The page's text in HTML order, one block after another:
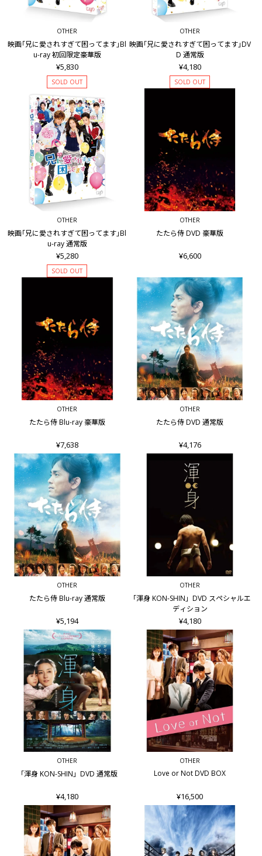
OTHER
映画｢兄に愛されすぎて困ってます｣Bl
u-ray 初回限定豪華版
¥5,830
SOLD OUT
OTHER
映画｢兄に愛されすぎて困ってます｣DV
D 通常版
¥4,180
SOLD OUT
OTHER
映画｢兄に愛されすぎて困ってます｣Bl
u-ray 通常版
¥5,280
SOLD OUT
OTHER
たたら侍 DVD 豪華版
¥6,600
OTHER
たたら侍 Blu-ray 豪華版
¥7,638
OTHER
たたら侍 DVD 通常版
¥4,176
OTHER
たたら侍 Blu-ray 通常版
¥5,194
OTHER
「渾身 KON-SHIN」DVD スペシャルエ
ディション
¥4,180
OTHER
「渾身 KON-SHIN」DVD 通常版
¥4,180
OTHER
Love or Not DVD BOX
¥16,500